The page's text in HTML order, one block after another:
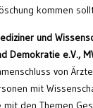
kommen
und
Demokratie e.V.,
von
mit
mit den Themen